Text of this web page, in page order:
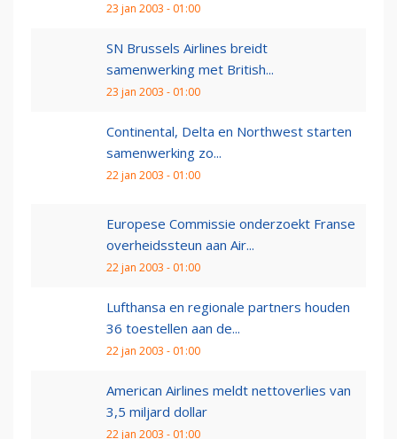
23 jan 2003 - 01:00
SN Brussels Airlines breidt
samenwerking met British...
23 jan 2003 - 01:00
Continental, Delta en Northwest starten
samenwerking zo...
22 jan 2003 - 01:00
Europese Commissie onderzoekt Franse
overheidssteun aan Air...
22 jan 2003 - 01:00
Lufthansa en regionale partners houden
36 toestellen aan de...
22 jan 2003 - 01:00
American Airlines meldt nettoverlies van
3,5 miljard dollar
22 jan 2003 - 01:00